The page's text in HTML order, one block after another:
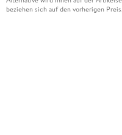
beziehen sich auf den vorherigen Preis.